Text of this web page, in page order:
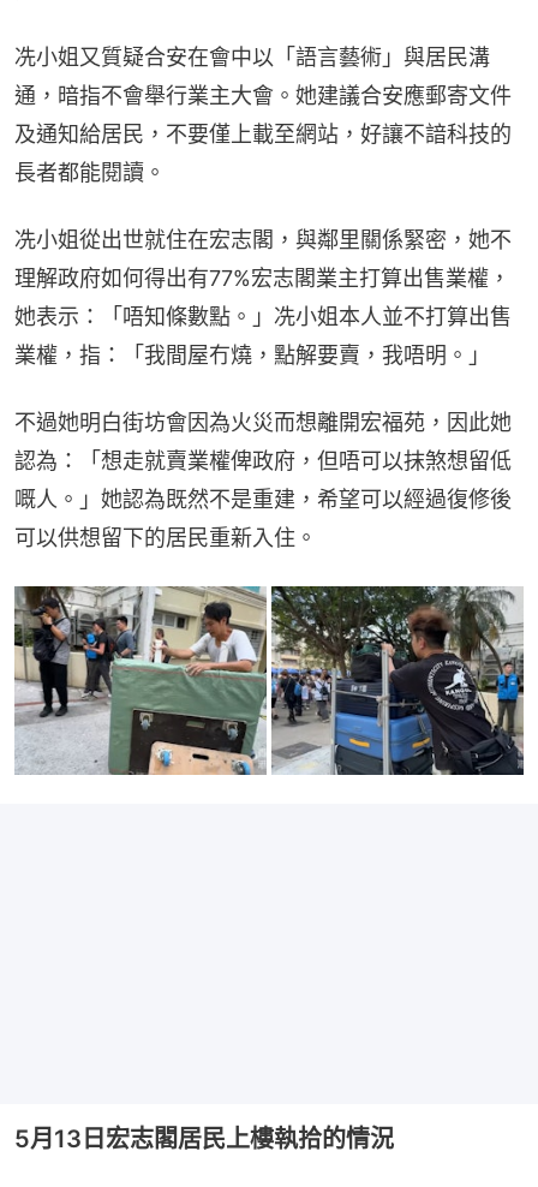
冼小姐又質疑合安在會中以「語言藝術」與居民溝
通，暗指不會舉行業主大會。她建議合安應郵寄文件
及通知給居民，不要僅上載至網站，好讓不諳科技的
長者都能閱讀。
冼小姐從出世就住在宏志閣，與鄰里關係緊密，她不
理解政府如何得出有77%宏志閣業主打算出售業權，
她表示：「唔知條數點。」冼小姐本人並不打算出售
業權，指：「我間屋冇燒，點解要賣，我唔明。」
不過她明白街坊會因為火災而想離開宏福苑，因此她
認為：「想走就賣業權俾政府，但唔可以抹煞想留低
嘅人。」她認為既然不是重建，希望可以經過復修後
可以供想留下的居民重新入住。
5月13日宏志閣居民上樓執拾的情況